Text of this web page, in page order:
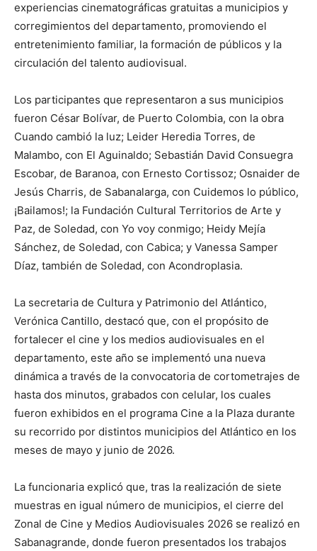
experiencias cinematográficas gratuitas a municipios y
corregimientos del departamento, promoviendo el
entretenimiento familiar, la formación de públicos y la
circulación del talento audiovisual.
Los participantes que representaron a sus municipios
fueron César Bolívar, de Puerto Colombia, con la obra
Cuando cambió la luz; Leider Heredia Torres, de
Malambo, con El Aguinaldo; Sebastián David Consuegra
Escobar, de Baranoa, con Ernesto Cortissoz; Osnaider de
Jesús Charris, de Sabanalarga, con Cuidemos lo público,
¡Bailamos!; la Fundación Cultural Territorios de Arte y
Paz, de Soledad, con Yo voy conmigo; Heidy Mejía
Sánchez, de Soledad, con Cabica; y Vanessa Samper
Díaz, también de Soledad, con Acondroplasia.
La secretaria de Cultura y Patrimonio del Atlántico,
Verónica Cantillo, destacó que, con el propósito de
fortalecer el cine y los medios audiovisuales en el
departamento, este año se implementó una nueva
dinámica a través de la convocatoria de cortometrajes de
hasta dos minutos, grabados con celular, los cuales
fueron exhibidos en el programa Cine a la Plaza durante
su recorrido por distintos municipios del Atlántico en los
meses de mayo y junio de 2026.
La funcionaria explicó que, tras la realización de siete
muestras en igual número de municipios, el cierre del
Zonal de Cine y Medios Audiovisuales 2026 se realizó en
Sabanagrande, donde fueron presentados los trabajos